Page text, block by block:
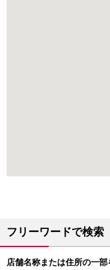
フリーワードで検索
店舗名称または住所の一